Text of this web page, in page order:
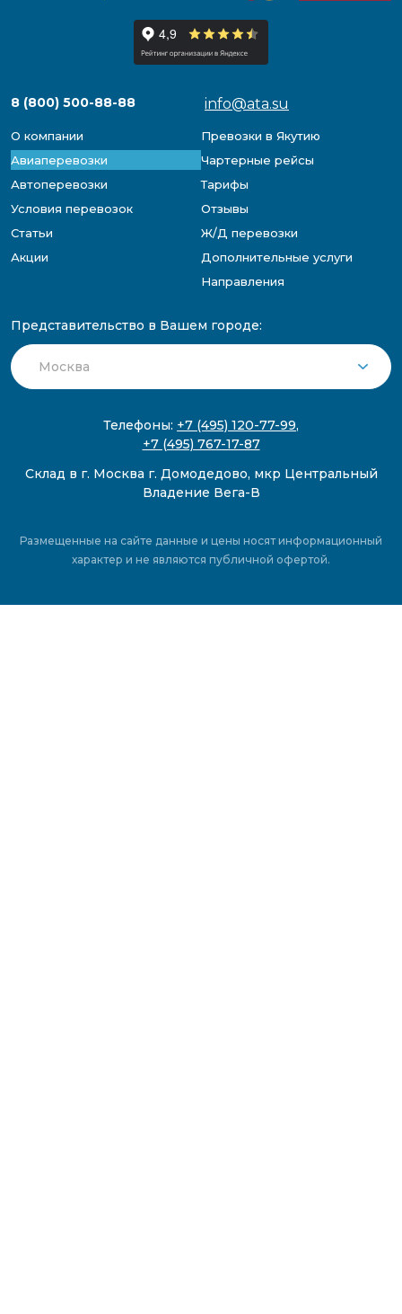
8 (800) 500-88-88 info@ata.su
О компании
Превозки в Якутию
Авиаперевозки
Чартерные рейсы
Автоперевозки
Тарифы
Условия перевозок
Отзывы
Статьи
Ж/Д перевозки
Акции
Дополнительные услуги
Направления
Представительство в Вашем городе:
Телефоны: +7 (495) 120-77-99,
+7 (495) 767-17-87
Склад в г. Москва г. Домодедово, мкр Центральный
Владение Вега-В
Размещенные на сайте данные и цены носят информационный
характер и не являются публичной офертой.